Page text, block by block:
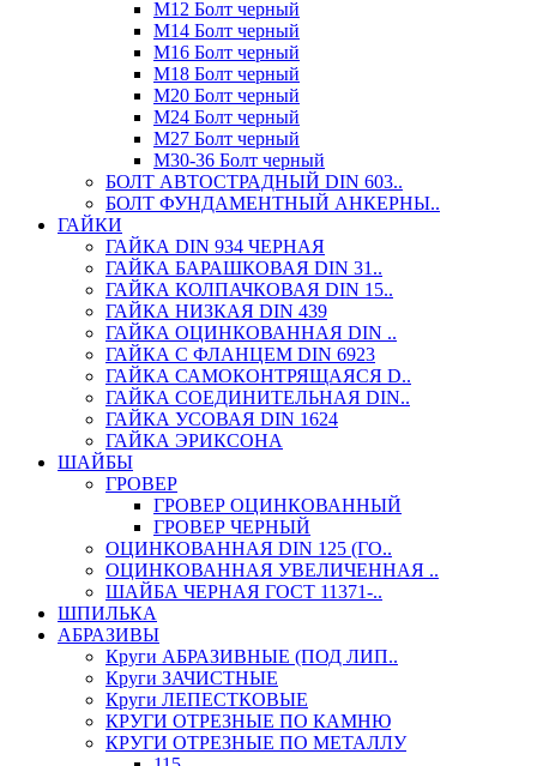
М12 Болт черный
М14 Болт черный
М16 Болт черный
М18 Болт черный
М20 Болт черный
М24 Болт черный
М27 Болт черный
М30-36 Болт черный
БОЛТ АВТОСТРАДНЫЙ DIN 603..
БОЛТ ФУНДАМЕНТНЫЙ АНКЕРНЫ..
ГАЙКИ
ГАЙКА DIN 934 ЧЕРНАЯ
ГАЙКА БАРАШКОВАЯ DIN 31..
ГАЙКА КОЛПАЧКОВАЯ DIN 15..
ГАЙКА НИЗКАЯ DIN 439
ГАЙКА ОЦИНКОВАННАЯ DIN ..
ГАЙКА С ФЛАНЦЕМ DIN 6923
ГАЙКА САМОКОНТРЯЩАЯСЯ D..
ГАЙКА СОЕДИНИТЕЛЬНАЯ DIN..
ГАЙКА УСОВАЯ DIN 1624
ГАЙКА ЭРИКСОНА
ШАЙБЫ
ГРОВЕР
ГРОВЕР ОЦИНКОВАННЫЙ
ГРОВЕР ЧЕРНЫЙ
ОЦИНКОВАННАЯ DIN 125 (ГО..
ОЦИНКОВАННАЯ УВЕЛИЧЕННАЯ ..
ШАЙБА ЧЕРНАЯ ГОСТ 11371-..
ШПИЛЬКА
АБРАЗИВЫ
Круги АБРАЗИВНЫЕ (ПОД ЛИП..
Круги ЗАЧИСТНЫЕ
Круги ЛЕПЕСТКОВЫЕ
КРУГИ ОТРЕЗНЫЕ ПО КАМНЮ
КРУГИ ОТРЕЗНЫЕ ПО МЕТАЛЛУ